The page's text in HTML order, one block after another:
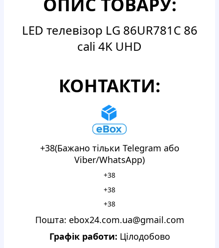
LED телевізор LG 86UR781C 86
cali 4K UHD
КОНТАКТИ:
+38(Бажано тільки Telegram або
Viber/WhatsApp)
+38
+38
+38
Пошта: ebox24.com.ua@gmail.com
Графік работи: Цілодобово